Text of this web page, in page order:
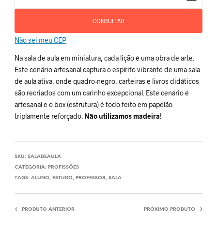
CONSULTAR
Não sei meu CEP
Na sala de aula em miniatura, cada lição é uma obra de arte.
Este cenário artesanal captura o espírito vibrante de uma sala
de aula ativa, onde quadro-negro, carteiras e livros didáticos
são recriados com um carinho excepcional. Este cenário é
artesanal e o box (estrutura) é todo feito em papelão
triplamente reforçado. Não utilizamos madeira!
SKU: SALADEAULA
CATEGORIA: PROFISSÕES
TAGS: ALUNO, ESTUDO, PROFESSOR, SALA
PRODUTO ANTERIOR PRÓXIMO PRODUTO